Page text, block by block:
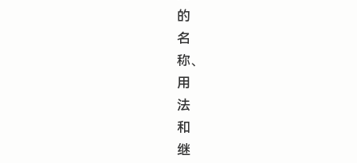
的
名
称、
用
法
和
继